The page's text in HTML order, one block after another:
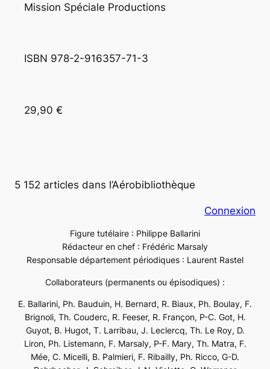
Mission Spéciale Productions
ISBN 978-2-916357-71-3
29,90 €
5 152 articles dans l’Aérobibliothèque
Connexion
Figure tutélaire : Philippe Ballarini
Rédacteur en chef : Frédéric Marsaly
Responsable département périodiques : Laurent Rastel
Collaborateurs (permanents ou épisodiques) :
E. Ballarini, Ph. Bauduin, H. Bernard, R. Biaux, Ph. Boulay, F.
Brignoli, Th. Couderc, R. Feeser, R. Françon, P-C. Got, H.
Guyot, B. Hugot, T. Larribau, J. Leclercq, Th. Le Roy, D.
Liron, Ph. Listemann, F. Marsaly, P-F. Mary, Th. Matra, F.
Mée, C. Micelli, B. Palmieri, F. Ribailly, Ph. Ricco, G-D.